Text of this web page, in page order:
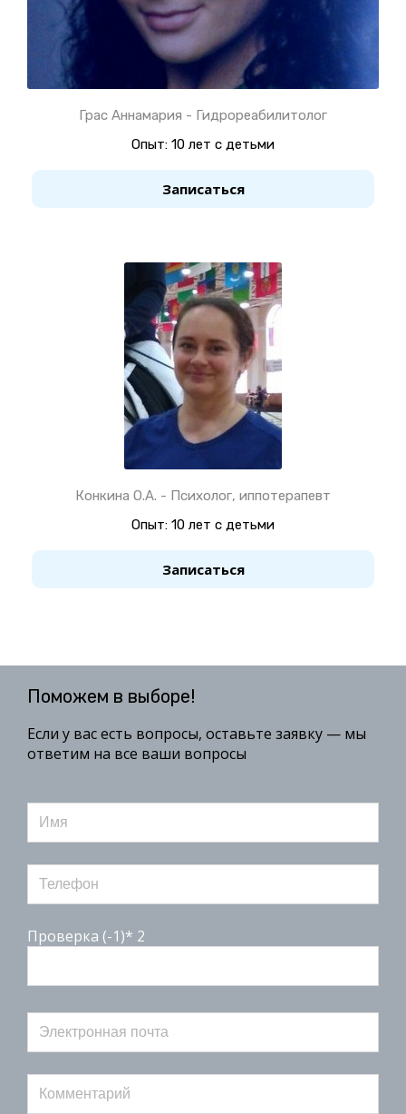
Грас Аннамария - Гидрореабилитолог
Опыт: 10 лет с детьми
Записаться
Конкина О.А. - Психолог, иппотерапевт
Опыт: 10 лет с детьми
Записаться
Поможем в выборе!
Если у вас есть вопросы, оставьте заявку — мы
ответим на все ваши вопросы
Проверка (-1)* 2